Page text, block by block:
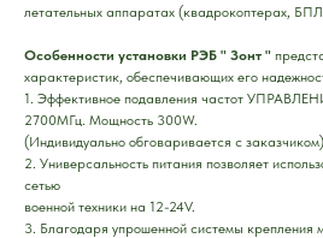
летательных аппаратах (квадрокоптерах,
Особенности установки РЭБ " Зонт "
характеристик, обеспечивающих его
1. Эффективное подавления частот
2700МГц. Мощность 300W.
(Индивидуально обговаривается с
2. Универсальность питания позволяет
сетью
военной техники на 12-24V.
3. Благодаря упрошенной системы крепления